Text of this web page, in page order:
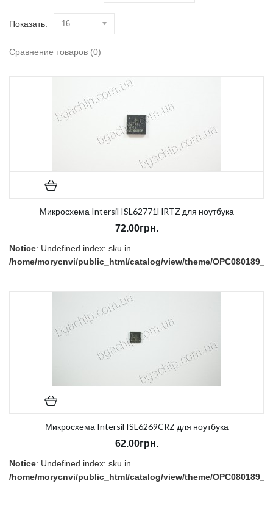
Показать: 16
Сравнение товаров (0)
Микросхема Intersil ISL62771HRTZ для ноутбука
72.00грн.
Notice: Undefined index: sku in
/home/morycnvi/public_html/catalog/view/theme/
Микросхема Intersil ISL6269CRZ для ноутбука
62.00грн.
Notice: Undefined index: sku in
/home/morycnvi/public_html/catalog/view/theme/